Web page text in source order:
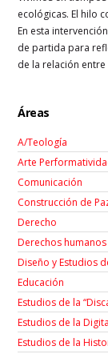
ecológicas. El hilo
En esta
de partida para
de la relación
Áreas
A/Teología
Arte
Comunicación
Construcción de
Derecho
Derechos humanos
Diseño y Estudios
Educación
Estudios de la
Estudios de la
Estudios de la